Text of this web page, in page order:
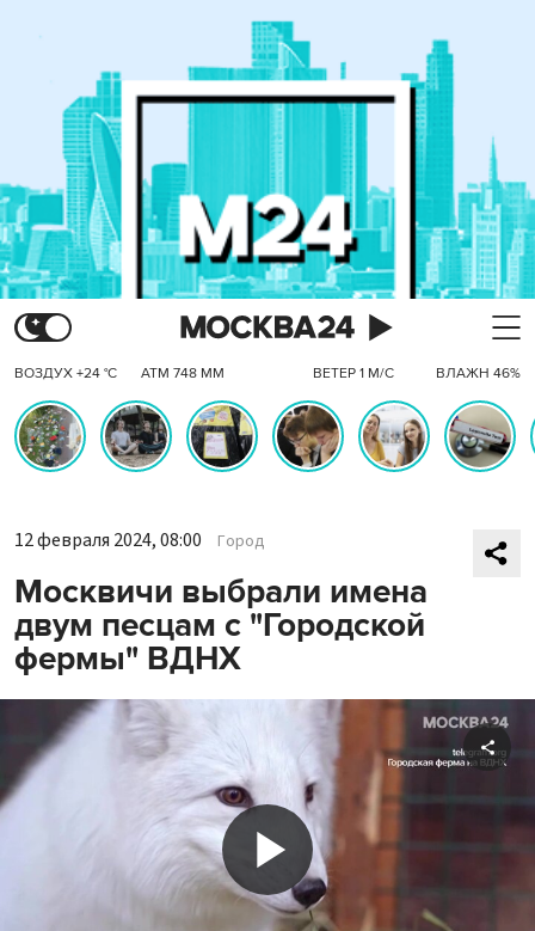
ВОЗДУХ +24 °C АТМ 748 ММ ВЕТЕР 1 М/С ВЛАЖН 46%
12 февраля 2024, 08:00 Город
Москвичи выбрали имена
двум песцам с "Городской
фермы" ВДНХ
Play